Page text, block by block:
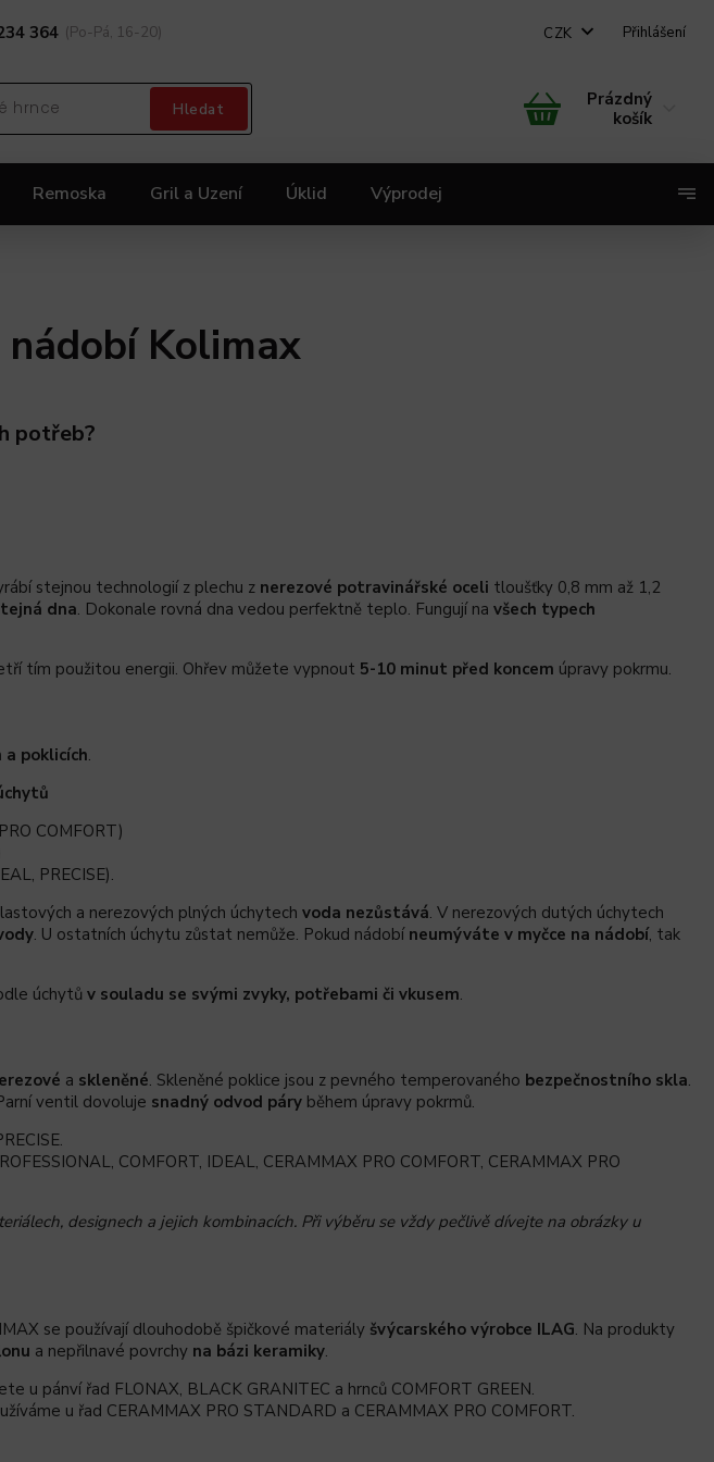
364 (Po-Pá, 16-20) CZK Přihlášení
Hledat
Prázdný
košík
Remoska Gril a Uzení Úklid Výprodej
Kolimax
potřeb?
stejnou technologií z plechu z nerezové potravinářské oceli tloušťky 0,8 mm až 1,2
dna. Dokonale rovná dna vedou perfektně teplo. Fungují na všech typech
tím použitou energii. Ohřev můžete vypnout 5-10 minut před koncem úpravy pokrmu.
a poklicích.
COMFORT)
PRECISE).
a nerezových plných úchytech voda nezůstává. V nerezových dutých úchytech
. U ostatních úchytu zůstat nemůže. Pokud nádobí neumýváte v myčce na nádobí, tak
úchytů v souladu se svými zvyky, potřebami či vkusem.
a skleněné. Skleněné poklice jsou z pevného temperovaného bezpečnostního skla.
ventil dovoluje snadný odvod páry během úpravy pokrmů.
COMFORT, IDEAL, CERAMMAX PRO COMFORT, CERAMMAX PRO
designech a jejich kombinacích. Při výběru se vždy pečlivě dívejte na obrázky u
se používají dlouhodobě špičkové materiály švýcarského výrobce ILAG. Na produkty
a nepřilnavé povrchy na bázi keramiky.
u pánví řad FLONAX, BLACK GRANITEC a hrnců COMFORT GREEN.
u řad CERAMMAX PRO STANDARD a CERAMMAX PRO COMFORT.